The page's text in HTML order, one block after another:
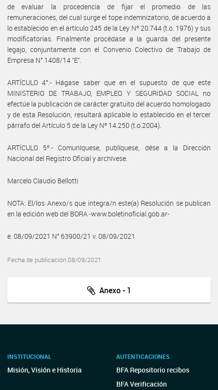
de evaluar la procedencia de fijar el promedio de las
remuneraciones, del cual surge el tope indemnizatorio, de acuerdo a
lo establecido en el artículo 245 de la Ley Nº 20.744 (t.o. 1976) y sus
modificatorias. Finalmente procédase a la guarda del presente
legajo, conjuntamente con el Convenio Colectivo de Trabajo de
Empresa N° 1408/14 “E”.
ARTÍCULO 4°.- Hágase saber que en el supuesto de que este
MINISTERIO DE TRABAJO, EMPLEO Y SEGURIDAD SOCIAL no
efectúe la publicación de carácter gratuito del acuerdo homologado
y de esta Resolución, resultará aplicable lo establecido en el tercer
párrafo del Artículo 5 de la Ley Nº 14.250 (t.o.2004).
ARTÍCULO 5º.- Comuníquese, publíquese, dése a la Dirección
Nacional del Registro Oficial y archívese.
Marcelo Claudio Bellotti
NOTA: El/los Anexo/s que integra/n este(a) Resolución se publican
en la edición web del BORA -www.boletinoficial.gob.ar-
e. 08/09/2021 N° 63900/21 v. 08/09/2021
Fecha de publicación 08/09/2021
Anexo - 1
INSTITUCIONAL
Misión, Visión e Historia
AUTENTICACIONES
BFA Repositorio recibos
BFA Verificación